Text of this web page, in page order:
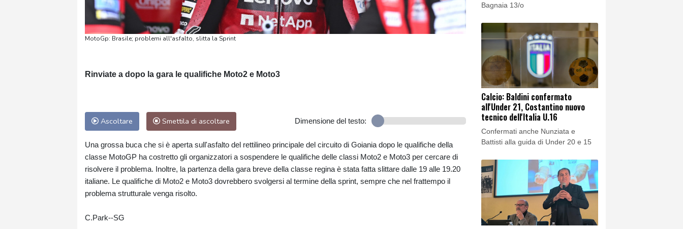
MotoGp: Brasile; problemi all'asfalto, slitta la Sprint
Rinviate a dopo la gara le qualifiche Moto2 e Moto3
Ascoltare Smettila di ascoltare Dimensione del testo:
Una grossa buca che si è aperta sull'asfalto del rettilineo principale del circuito di Goiania dopo le qualifiche della
classe MotoGP ha costretto gli organizzatori a sospendere le qualifiche delle classi Moto2 e Moto3 per cercare di
risolvere il problema. Inoltre, la partenza della gara breve della classe regina è stata fatta slittare dalle 19 alle 19.20
italiane. Le qualifiche di Moto2 e Moto3 dovrebbero svolgersi al termine della sprint, sempre che nel frattempo il
problema strutturale venga risolto.
C.Park--SG
Bagnaia 13/o
Calcio: Baldini confermato
all'Under 21, Costantino nuovo
tecnico dell'Italia U.16
Confermati anche Nunziata e
Battisti alla guida di Under 20 e 15